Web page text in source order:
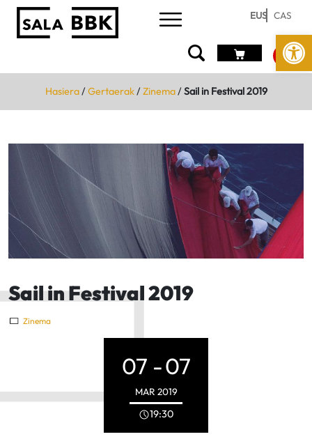
EUS CAS
Hasiera/Gertaerak/Zinema/Sail in Festival 2019
Sail in Festival 2019
Zinema
07 -07
MAR 2019
19:30